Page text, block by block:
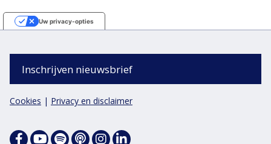
Inschrijven nieuwsbrief
Cookies | Privacy en disclaimer
Facebook SpotifyAppleInstagramLinkedin
Uw privacy-opties